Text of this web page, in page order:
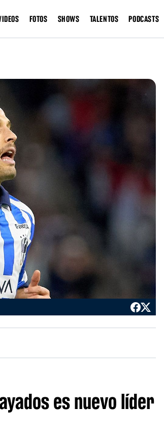
FOTOS SHOWS TALENTOS PODCASTS
es nuevo líder